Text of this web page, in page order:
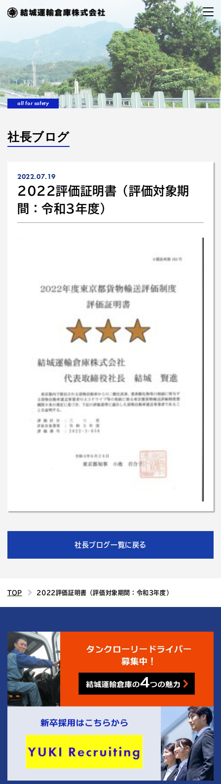
all for safety
社長ブログ
2022.07.19
2022評価証明書（評価対象期
間：令和3年度）
社長ブログ一覧に戻る
TOP 2022評価証明書（評価対象期間：令和3年度）
結城運輸倉庫の4